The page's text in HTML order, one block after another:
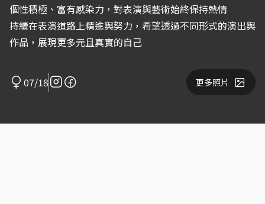
個性積極、富有感染力，對表演與藝術始終保持熱情
持續在表演道路上精進與努力，希望透過不同形式的演出與
作品，展現更多元且真實的自己
07/18 更多照片